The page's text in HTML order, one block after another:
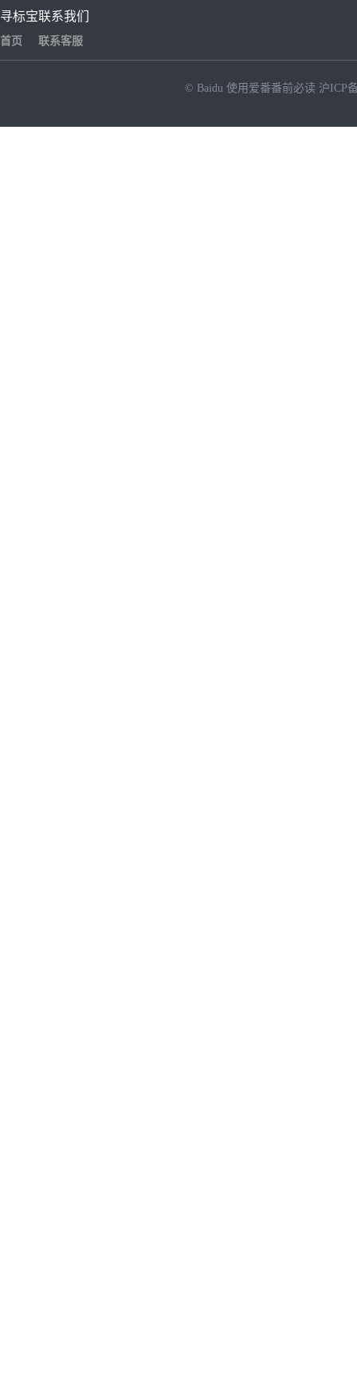
寻标宝
首页
联系我们
联系客服
© Baidu 使用爱番番前必读 沪ICP